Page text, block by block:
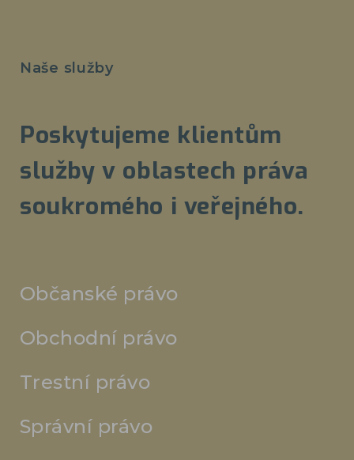
Naše služby
Poskytujeme klientům
služby v oblastech práva
soukromého i veřejného.
Občanské právo
Obchodní právo
Trestní právo
Správní právo